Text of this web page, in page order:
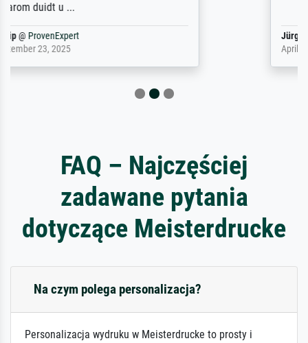
Jürgen
April 22, 2026
FAQ – Najczęściej
zadawane pytania
dotyczące Meisterdrucke
Na czym polega personalizacja?
Personalizacja wydruku w Meisterdrucke to prosty i